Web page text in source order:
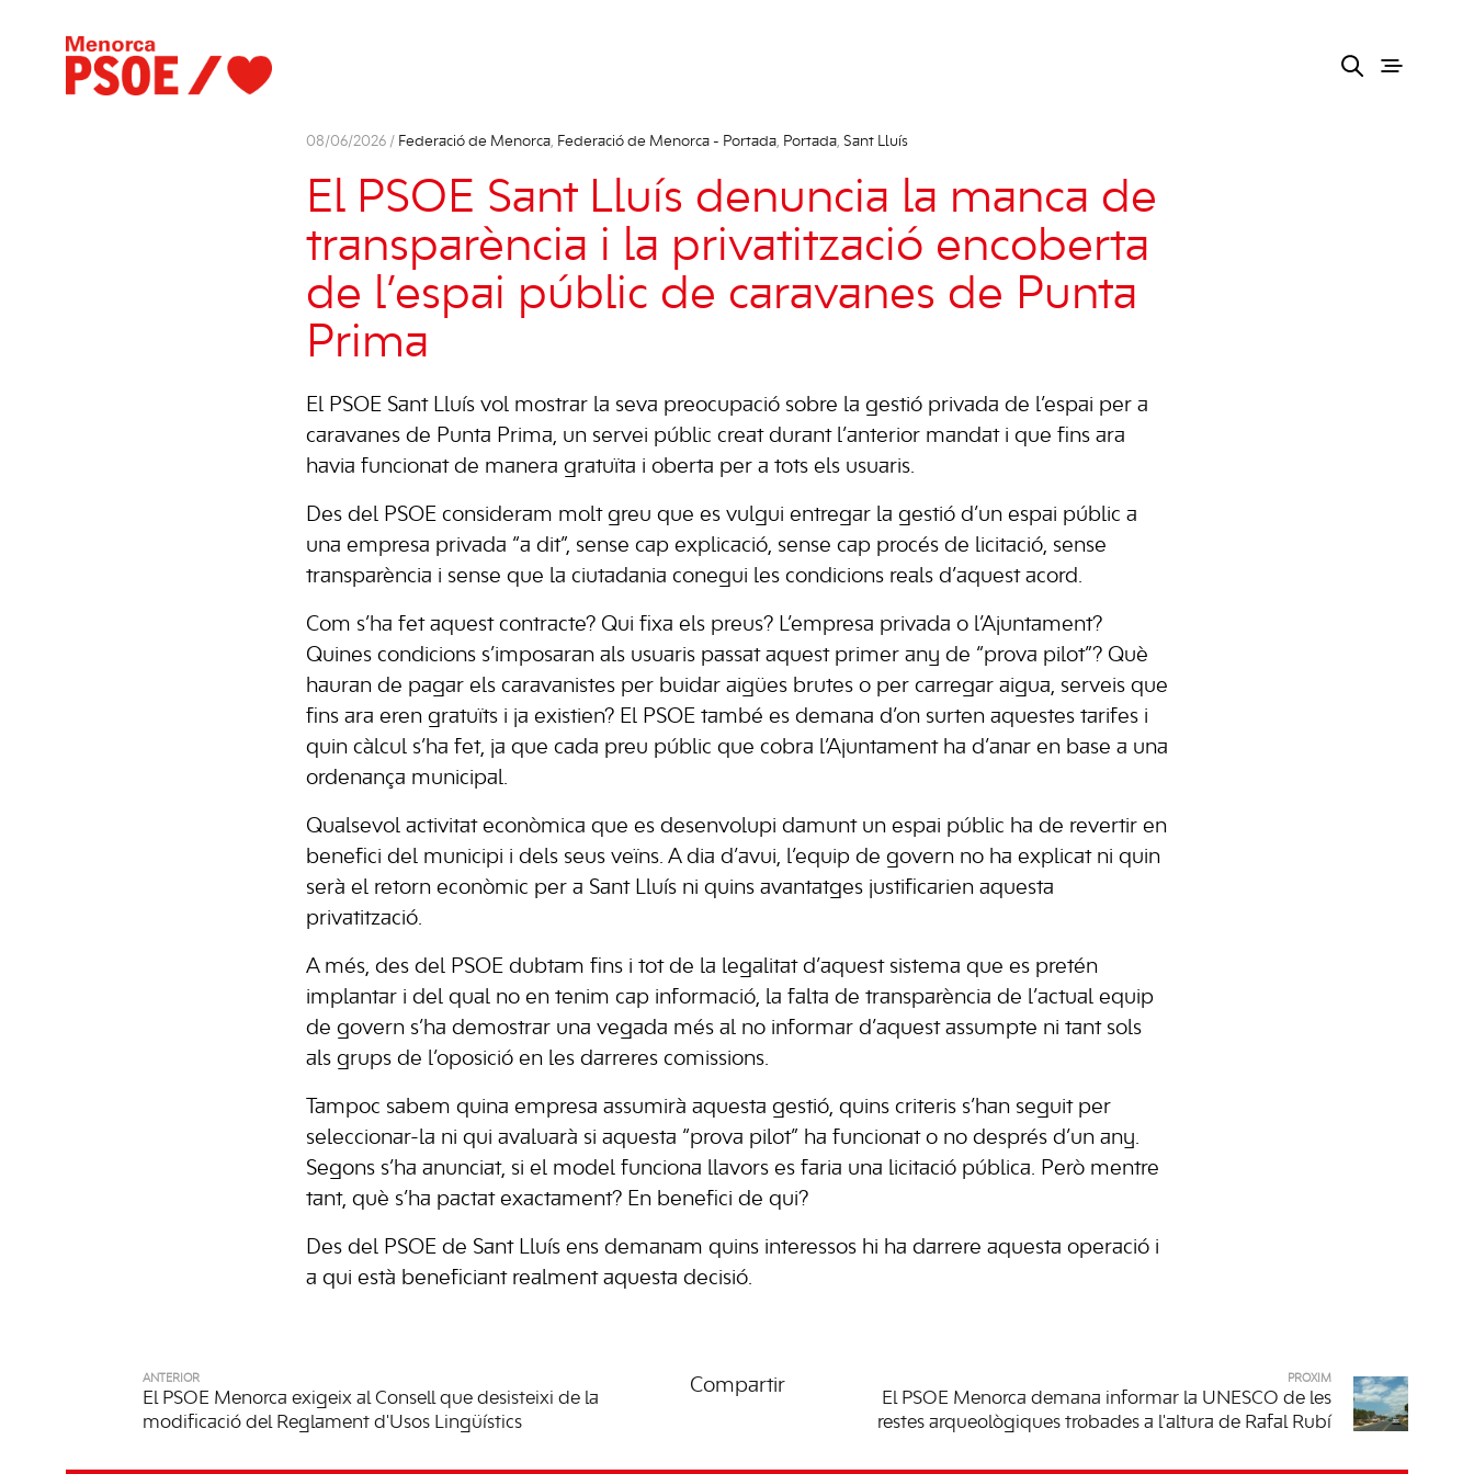
08/06/2026 / Federació de Menorca, Federació de Menorca - Portada, Portada, Sant Lluís
El PSOE Sant Lluís denuncia la manca de
transparència i la privatització encoberta
de l’espai públic de caravanes de Punta
Prima
El PSOE Sant Lluís vol mostrar la seva preocupació sobre la gestió privada de l’espai per a
caravanes de Punta Prima, un servei públic creat durant l’anterior mandat i que fins ara
havia funcionat de manera gratuïta i oberta per a tots els usuaris.
Des del PSOE consideram molt greu que es vulgui entregar la gestió d’un espai públic a
una empresa privada “a dit”, sense cap explicació, sense cap procés de licitació, sense
transparència i sense que la ciutadania conegui les condicions reals d’aquest acord.
Com s’ha fet aquest contracte? Qui fixa els preus? L’empresa privada o l’Ajuntament?
Quines condicions s’imposaran als usuaris passat aquest primer any de “prova pilot”? Què
hauran de pagar els caravanistes per buidar aigües brutes o per carregar aigua, serveis que
fins ara eren gratuïts i ja existien? El PSOE també es demana d’on surten aquestes tarifes i
quin càlcul s’ha fet, ja que cada preu públic que cobra l’Ajuntament ha d’anar en base a una
ordenança municipal.
Qualsevol activitat econòmica que es desenvolupi damunt un espai públic ha de revertir en
benefici del municipi i dels seus veïns. A dia d’avui, l’equip de govern no ha explicat ni quin
serà el retorn econòmic per a Sant Lluís ni quins avantatges justificarien aquesta
privatització.
A més, des del PSOE dubtam fins i tot de la legalitat d’aquest sistema que es pretén
implantar i del qual no en tenim cap informació, la falta de transparència de l’actual equip
de govern s’ha demostrar una vegada més al no informar d’aquest assumpte ni tant sols
als grups de l’oposició en les darreres comissions.
Tampoc sabem quina empresa assumirà aquesta gestió, quins criteris s’han seguit per
seleccionar-la ni qui avaluarà si aquesta “prova pilot” ha funcionat o no després d’un any.
Segons s’ha anunciat, si el model funciona llavors es faria una licitació pública. Però mentre
tant, què s’ha pactat exactament? En benefici de qui?
Des del PSOE de Sant Lluís ens demanam quins interessos hi ha darrere aquesta operació i
a qui està beneficiant realment aquesta decisió.
ANTERIOR
El PSOE Menorca exigeix al Consell que desisteixi de la
modificació del Reglament d'Usos Lingüístics
Compartir PRÒXIM
El PSOE Menorca demana informar la UNESCO de les
restes arqueològiques trobades a l'altura de Rafal Rubí